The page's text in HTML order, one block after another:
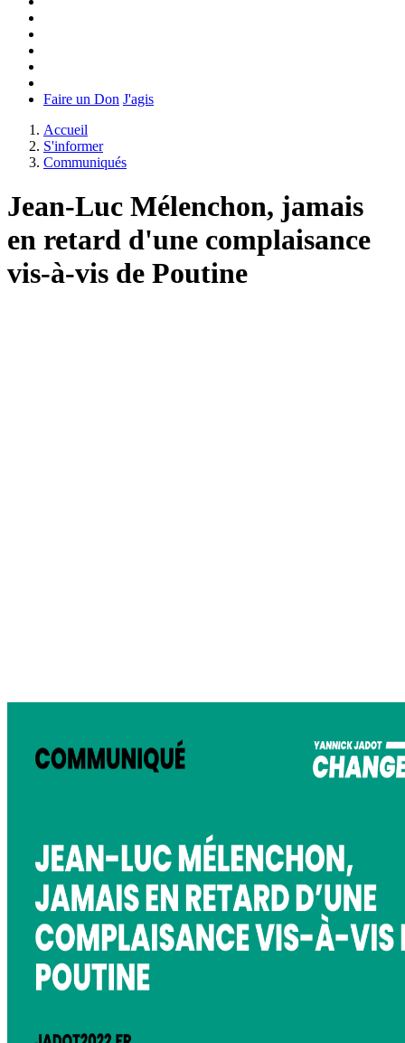
Faire un Don J'agis
Accueil
S'informer
Communiqués
Jean-Luc Mélenchon, jamais
en retard d'une complaisance
vis-à-vis de Poutine